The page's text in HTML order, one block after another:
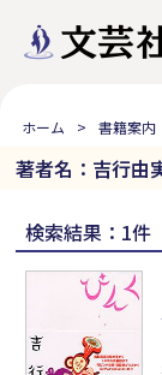
ホーム 書籍案内
著者名：吉行由
検索結果：1件